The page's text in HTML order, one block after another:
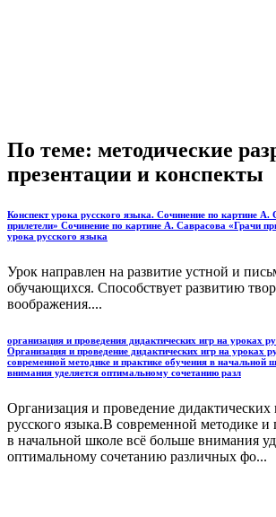
По теме: методические
презентации и конспекты
Конспект урока русского языка. Сочинение по картине А.
прилетели» Сочинение по картине А. Саврасова «Грачи
урока русского языка
Урок направлен на развитие устной и
обучающихся. Способствует развитию
воображения....
организация и проведения дидактических игр на уроках
Организация и проведение дидактических игр на уроках
современной методике и практике обучения в начальной
внимания уделяется оптимальному сочетанию разл
Организация и проведение дидактических
русского языка.В современной методике и
в начальной школе всё больше внимания
оптимальному сочетанию различных фо...